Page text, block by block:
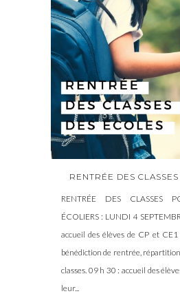
RENTRÉE DES
RENTRÉE DES CLASSES
ÉCOLIERS : LUNDI 4
accueil des élèves de CP et
bénédiction de rentrée,
classes. 09 h 30 : accueil des
leur...